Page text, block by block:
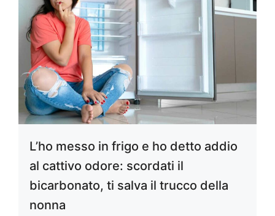
L’ho messo in frigo e ho detto addio
al cattivo odore: scordati il
bicarbonato, ti salva il trucco della
nonna